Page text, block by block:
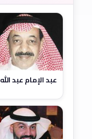
عبد الإمام عبد الله